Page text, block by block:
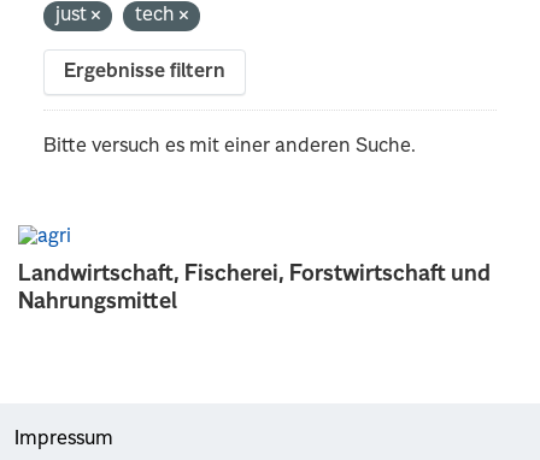
Landwirtschaft, Fischerei, Forstwirtschaft und
Nahrungsmittel
just
tech
Ergebnisse filtern
Bitte versuch es mit einer anderen Suche.
Impressum